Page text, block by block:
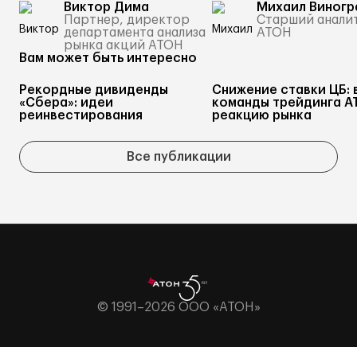
Виктор Дима
Партнер, директор
департамента анализа
рынка акций АТОН
Михаил
Старший
АТОН
Вам может быть интересно
Рекордные дивиденды
«Сбера»: идеи
реинвестирования
Снижение ставки ЦБ:
команды трейдинга
реакцию рынка
Все публикации
© 1991–2026 ООО «АТОН»